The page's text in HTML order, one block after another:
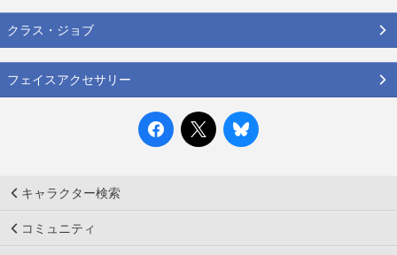
クラス・ジョブ
フェイスアクセサリー
キャラクター検索
コミュニティ